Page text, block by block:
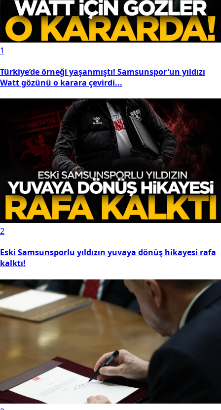
1
Türkiye’de örneği yaşanmıştı! Samsunspor'un yıldızı
Watt gözünü o karara çevirdi...
2
Eski Samsunsporlu yıldızın yuvaya dönüş hikayesi rafa
kalktı!